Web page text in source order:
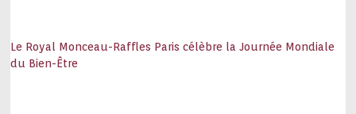
Le Royal Monceau-Raffles Paris célèbre la Journée Mondiale
du Bien-Être